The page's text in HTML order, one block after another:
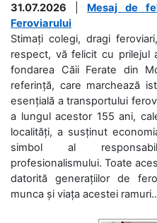
31.07.2026
Mesaj de
Feroviarului
Stimați colegi, dragi
respect, vă felicit cu prilejul
fondarea Căii Ferate din
referință, care marchează
esențială a transportului
a lungul acestor 155 ani,
localități, a susținut
simbol al
profesionalismului. Toate
datorită generațiilor de
munca și viața acestei